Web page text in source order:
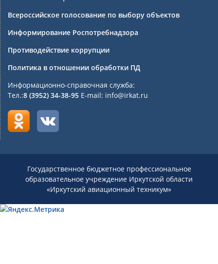
Всероссийское голосование по выбору объектов
Информирование Роспотребнадзора
Противодействие коррупции
Политика в отношении обработки ПД
Информационно-справочная служба:
Тел.:8 (3952) 34-38-95 E-mail: info@irkat.ru
Государственное бюджетное профессиональное
образовательное учреждение Иркутской области
«Иркутский авиационный техникум»